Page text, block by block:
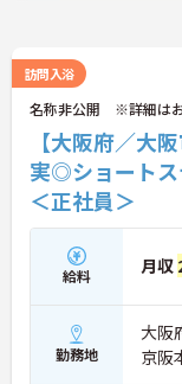
段階的に学べる環
・専任トレーナー
・3ヶ月後のフォロ
・動画＋OJTで実務
→ 訪問系が初めて
■ お休み相談しや
ライフイベントと
・急なお休みも相
・産休・育休、子
・シフトは事前調整
訪問入浴
名称非公開 ※詳細は
【大阪府／大
実◎ショートス
＜正社員＞
給料 月収
勤務地
大阪
京阪